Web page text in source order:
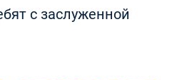
с заслуженной